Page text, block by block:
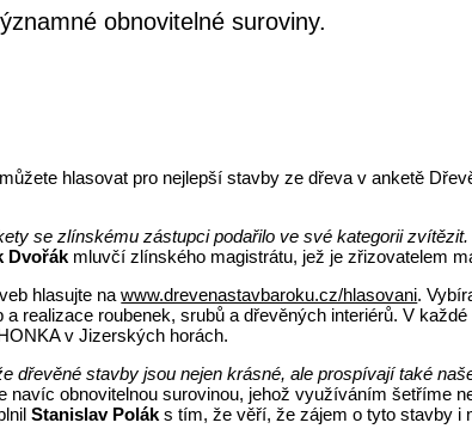
obnovitelné suroviny.
hlasovat pro nejlepší stavby ze dřeva v anketě
se zlínskému zástupci podařilo ve své kategorii
Dvořák mluvčí zlínského magistrátu, jež je zřizovatelem
hlasujte nawww.drevenastavbaroku.cz/hlasovani.
a realizace roubenek, srubů a dřevěných interiérů. V
v Jizerských horách.
dřevěné stavby jsou nejen krásné, ale prospívají také
navíc obnovitelnou surovinou, jehož využíváním šetříme
Stanislav Polák s tím, že věří, že zájem o tyto stavby i